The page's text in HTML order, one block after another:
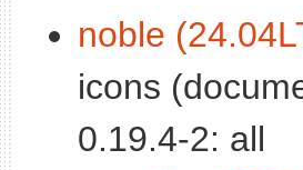
noble
icons
0.19.4-2: all